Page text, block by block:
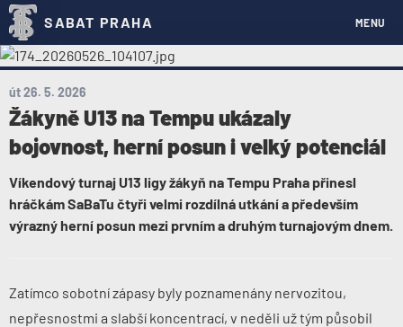
SABAT PRAHA MENU
út 26. 5. 2026
Žákyně U13 na Tempu ukázaly
bojovnost, herní posun i velký potenciál
Víkendový turnaj U13 ligy žákyň na Tempu Praha přinesl
hráčkám SaBaTu čtyři velmi rozdílná utkání a především
výrazný herní posun mezi prvním a druhým turnajovým dnem.
Zatímco sobotní zápasy byly poznamenány nervozitou,
nepřesnostmi a slabší koncentrací, v neděli už tým působil